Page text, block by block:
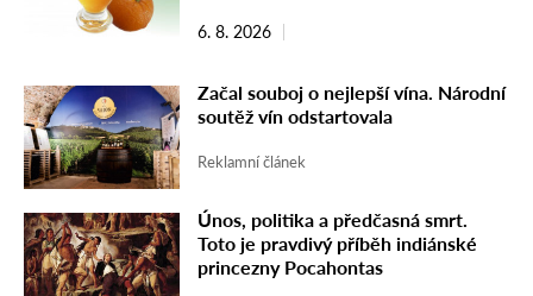
6. 8. 2026
Začal souboj o nejlepší vína. Národní
soutěž vín odstartovala
Reklamní článek
Únos, politika a předčasná smrt.
Toto je pravdivý příběh indiánské
princezny Pocahontas